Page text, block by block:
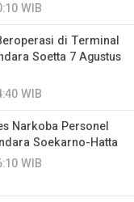
WIB
di Terminal
Soetta 7 Agustus
WIB
Narkoba Personel
Soekarno-Hatta
WIB